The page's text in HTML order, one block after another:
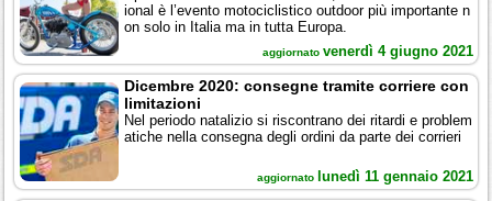
ional è l’evento motociclistico outdoor più importante n
on solo in Italia ma in tutta Europa.
aggiornato venerdì 4 giugno 2021
Dicembre 2020: consegne tramite corriere con
limitazioni
Nel periodo natalizio si riscontrano dei ritardi e problem
atiche nella consegna degli ordini da parte dei corrieri
aggiornato lunedì 11 gennaio 2021